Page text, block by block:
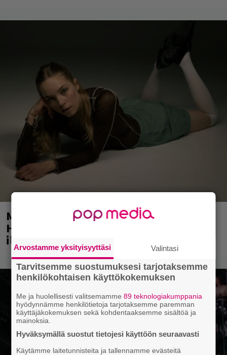
Mainio ohjelmatoimisto juhlii
Helsingissä 10-vuotista taivaltaan –
ilmaistapahtumassa loistoesiintyjät
Arvostamme yksityisyyttäsi Valintasi
Tarvitsemme suostumuksesi tarjotaksemme
henkilökohtaisen käyttökokemuksen
Me ja huolellisesti valitsemamme89 teknologiakumppania
hyödynnämme henkilötietoja tarjotaksemme paremman
käyttäjäkokemuksen sekä kohdentaaksemme sisältöä ja
mainoksia.
Hyväksymällä suostut tietojesi käyttöön seuraavasti
Käytämme laitetunnisteita ja tallennamme evästeitä